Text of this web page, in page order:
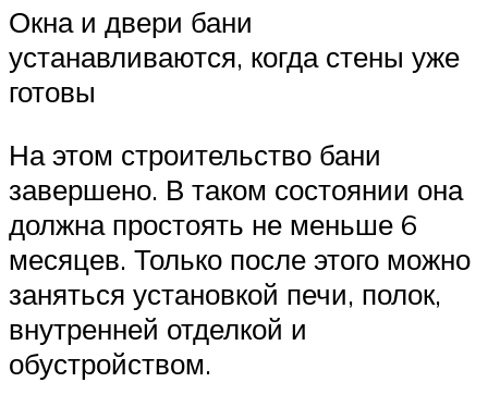
Окна и двери бани
устанавливаются, когда стены уже
готовы
На этом строительство бани
завершено. В таком состоянии она
должна простоять не меньше 6
месяцев. Только после этого можно
заняться установкой печи, полок,
внутренней отделкой и
обустройством.